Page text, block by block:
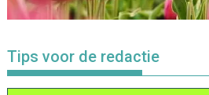
Tips voor de redactie